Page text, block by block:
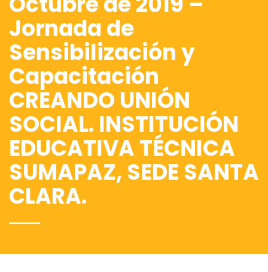
Jornada de
Sensibilización y
Capacitación
CREANDO UNIÓN
SOCIAL. INSTITUCIÓN
EDUCATIVA TÉCNICA
SUMAPAZ, SEDE SANTA
CLARA.